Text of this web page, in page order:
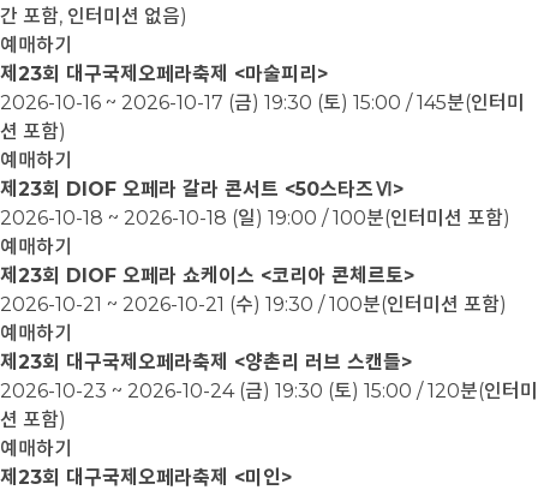
간 포함, 인터미션 없음)
예매하기
제23회 대구국제오페라축제 <마술피리>
2026-10-16 ~ 2026-10-17 (금) 19:30 (토) 15:00 / 145분(인터미
션 포함)
예매하기
제23회 DIOF 오페라 갈라 콘서트 <50스타즈Ⅵ>
2026-10-18 ~ 2026-10-18 (일) 19:00 / 100분(인터미션 포함)
예매하기
제23회 DIOF 오페라 쇼케이스 <코리아 콘체르토>
2026-10-21 ~ 2026-10-21 (수) 19:30 / 100분(인터미션 포함)
예매하기
제23회 대구국제오페라축제 <양촌리 러브 스캔들>
2026-10-23 ~ 2026-10-24 (금) 19:30 (토) 15:00 / 120분(인터미
션 포함)
예매하기
제23회 대구국제오페라축제 <미인>